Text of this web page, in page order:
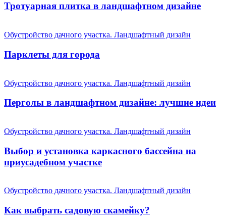
Тротуарная плитка в ландшафтном дизайне
Обустройство дачного участка. Ландшафтный дизайн
Парклеты для города
Обустройство дачного участка. Ландшафтный дизайн
Перголы в ландшафтном дизайне: лучшие идеи
Обустройство дачного участка. Ландшафтный дизайн
Выбор и установка каркасного бассейна на
приусадебном участке
Обустройство дачного участка. Ландшафтный дизайн
Как выбрать садовую скамейку?